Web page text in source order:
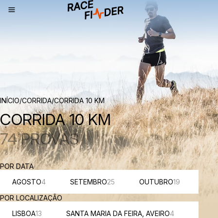
NAVEGAÇÃO
INÍCIO/CORRIDA/CORRIDA 10 KM
CORRIDA 10 KM
74 PROVAS
POR DATA
AGOSTO4 SETEMBRO25 OUTUBRO19
POR LOCALIZAÇÃO
LISBOA13 SANTA MARIA DA FEIRA, AVEIRO4